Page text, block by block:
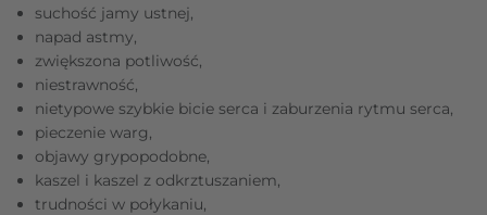
suchość jamy ustnej,
napad astmy,
zwiększona potliwość,
niestrawność,
nietypowe szybkie bicie serca i zaburzenia rytmu serca,
pieczenie warg,
objawy grypopodobne,
kaszel i kaszel z odkrztuszaniem,
trudności w połykaniu,